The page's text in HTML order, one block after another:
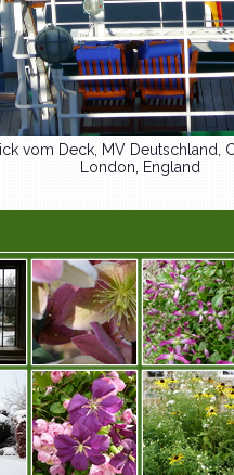
vom Deck, MV Deutschland,
London, England